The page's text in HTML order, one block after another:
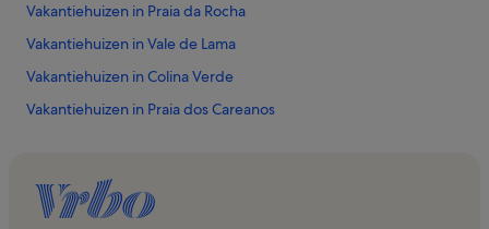
Vakantiehuizen in Praia da Rocha
Vakantiehuizen in Vale de Lama
Vakantiehuizen in Colina Verde
Vakantiehuizen in Praia dos Careanos
Vakantiehuizen in Benagil
Vakantiehuizen in Hospital Alvor